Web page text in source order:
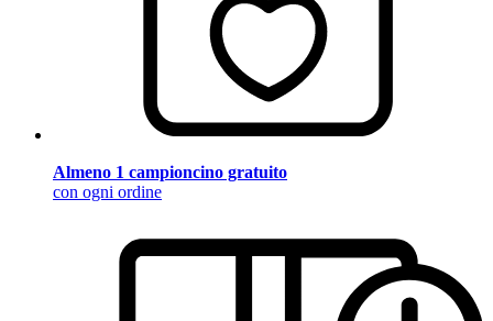
Almeno 1 campioncino gratuito
con ogni ordine